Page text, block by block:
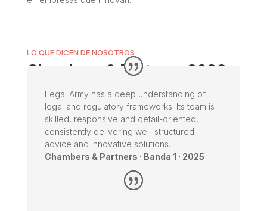
LO QUE DICEN DE NOSOTROS
Chambers & Partners 2026
Legal Army has a deep understanding of
legal and regulatory frameworks. Its team is
skilled, responsive and detail-oriented,
consistently delivering well-structured
advice and innovative solutions.
Chambers & Partners · Banda 1 · 2025